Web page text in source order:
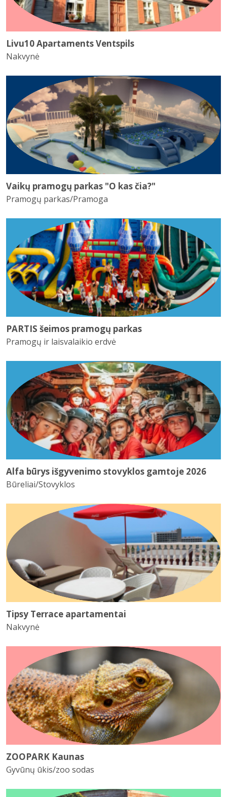
Livu10 Apartaments Ventspils
Nakvynė
Vaikų pramogų parkas "O kas čia?"
Pramogų parkas/Pramoga
PARTIS šeimos pramogų parkas
Pramogų ir laisvalaikio erdvė
Alfa būrys išgyvenimo stovyklos gamtoje 2026
Būreliai/Stovyklos
Tipsy Terrace apartamentai
Nakvynė
ZOOPARK Kaunas
Gyvūnų ūkis/zoo sodas